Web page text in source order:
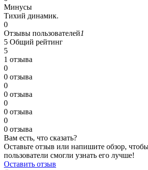
Минусы
Тихий динамик.
0
Отзывы пользователей1
5 Общий рейтинг
5
1 отзыва
0
0 отзыва
0
0 отзыва
0
0 отзыва
0
0 отзыва
Вам есть, что сказать?
Оставьте отзыв или напишите обзор,
пользователи смогли узнать его лучше!
Оставить отзыв